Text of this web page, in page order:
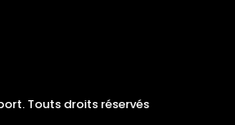
Touts droits réservés